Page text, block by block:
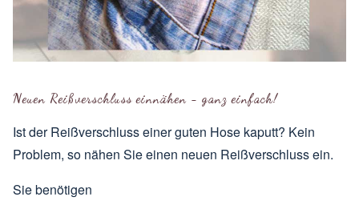
Neuen Reißverschluss einnähen - ganz einfach!
Ist der Reißverschluss einer guten Hose kaputt? Kein
Problem, so nähen Sie einen neuen Reißverschluss ein.
Sie benötigen